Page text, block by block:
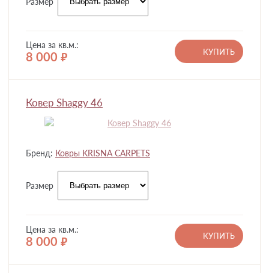
Цена за кв.м.:
8 000 руб.
КУПИТЬ
Ковер Shaggy 46
Бренд: Ковры KRISNA CARPETS
Размер
Цена за кв.м.:
8 000 руб.
КУПИТЬ